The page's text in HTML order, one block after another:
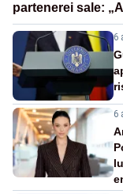
partenerei sale:
6
6